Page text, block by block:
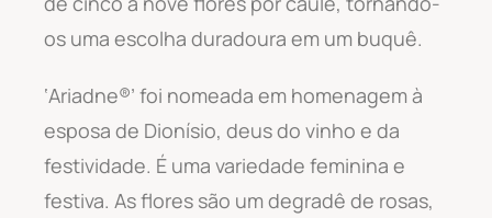
os uma escolha duradoura em um buquê.
‘Ariadne®’ foi nomeada em homenagem à
esposa de Dionísio, deus do vinho e da
festividade. É uma variedade feminina e
festiva. As flores são um degradê de rosas,